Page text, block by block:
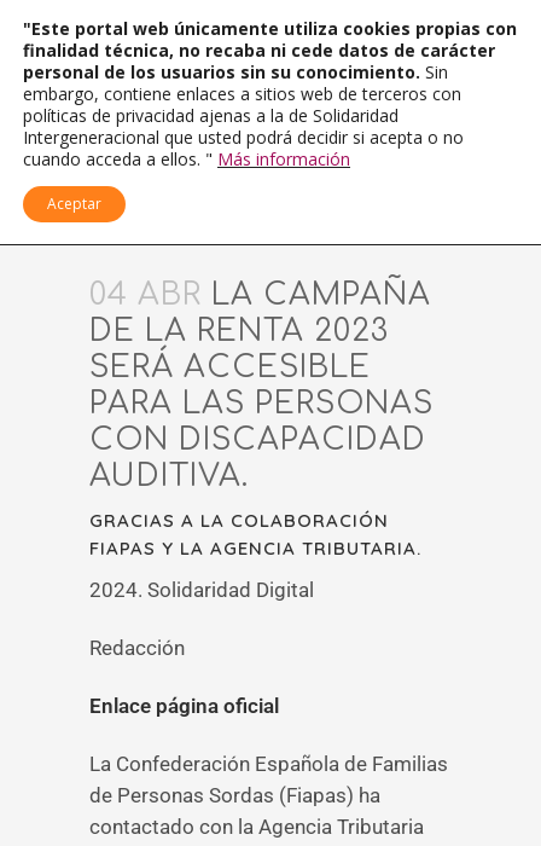
04 ABR LA CAMPAÑA
DE LA RENTA 2023
SERÁ ACCESIBLE
PARA LAS PERSONAS
CON DISCAPACIDAD
AUDITIVA.
GRACIAS A LA COLABORACIÓN
FIAPAS Y LA AGENCIA TRIBUTARIA.
2024. Solidaridad Digital
Redacción
Enlace página oficial
La Confederación Española de Familias
de Personas Sordas (Fiapas) ha
contactado con la Agencia Tributaria
"Este portal web únicamente utiliza cookies propias con
finalidad técnica, no recaba ni cede datos de carácter
personal de los usuarios sin su conocimiento. Sin
embargo, contiene enlaces a sitios web de terceros con
políticas de privacidad ajenas a la de Solidaridad
Intergeneracional que usted podrá decidir si acepta o no
cuando acceda a ellos. " Más información
Aceptar